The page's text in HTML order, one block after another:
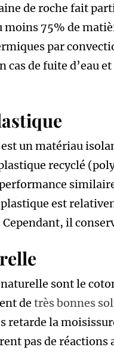
de roche fait
75% de
par
cas de fuite d’eau
un matériau
recyclé
est
il
sont le
de très bonnes
retarde la
pas de